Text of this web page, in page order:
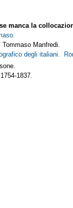
manca la
Tommaso Manfredi.
degli italiani.
1837.